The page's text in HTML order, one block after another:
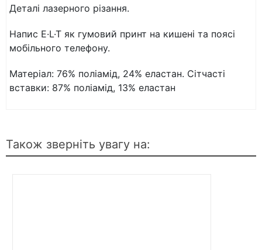
Деталі лазерного різання.
Напис E·L·T як гумовий принт на кишені та поясі
мобільного телефону.
Матеріал: 76% поліамід, 24% еластан. Сітчасті
вставки: 87% поліамід, 13% еластан
Також зверніть увагу на: